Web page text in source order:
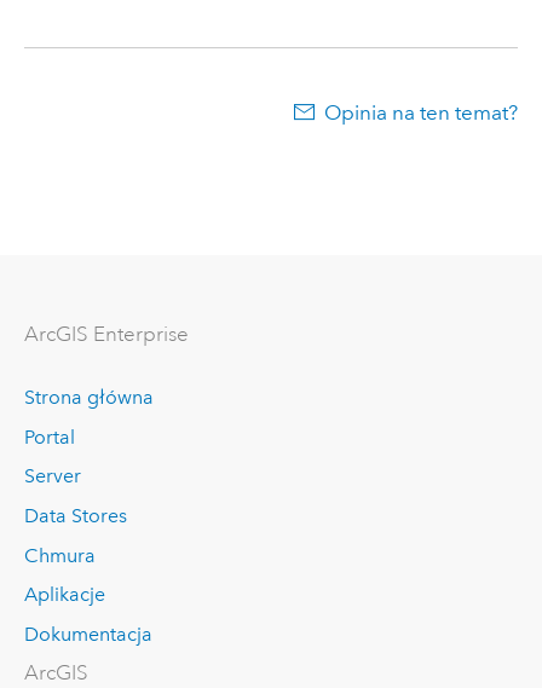
Opinia na ten temat?
ArcGIS Enterprise
Strona główna
Portal
Server
Data Stores
Chmura
Aplikacje
Dokumentacja
ArcGIS